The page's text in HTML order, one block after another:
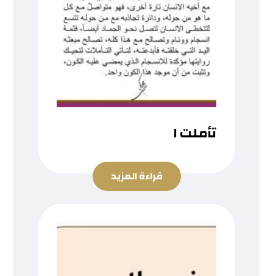
تأملت ١
قراءة المزيد